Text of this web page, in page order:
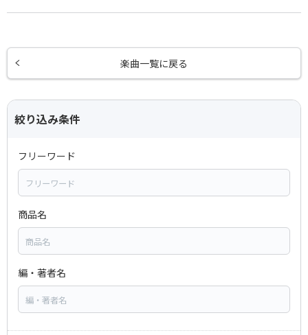
楽曲一覧に戻る
絞り込み条件
フリーワード
商品名
編・著者名